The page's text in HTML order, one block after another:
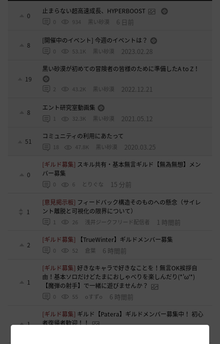
0
止まらない超高速成長、HYPERBOOST
0 934 黒い砂漠 6 日前
8
[開催中のイベント] 今週のイベントは？
0 53.1K 黒い砂漠 2023.02.28
19
黒い砂漠が初めての冒険者の皆様のために準備したA to Z！
2 43.2K 黒い砂漠 2022.12.21
8
エント研究室動画集
1 32.3K 黒い砂漠 2021.05.12
51
コミュニティの利用にあたって
18 47.8K 黒い砂漠 2020.03.25
0
[ギルド募集] スキル共有・基本無言ギルド【無為無想】メン
バー募集
0 6 とりぐな 15 分前
1
[意見掲示板] フィードバック構造そのものへの懸念（サイレ
ント離脱と可視化の限界について）
1 26 浅井ジークフリード配信者 1 時間前
2
[ギルド募集] 【TrueWinter】ギルドメンバー募集
0 52 倉葉 6 時間前
1
[ギルド募集]好きなキャラで好きなことを！無言OK挨拶自
由！基本ソロだけどたまにおしゃべりを楽しんだり(*'ω'*)
【魔弾の射手】で一緒に遊びませんか？
0 55 oすずo 6 時間前
1
[ギルド募集] ギルド【Patera】ギルドメンバー募集中！ 初心
者復帰者歓迎！！